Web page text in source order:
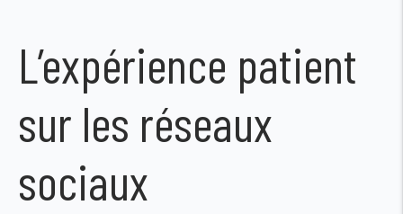
L’expérience patient
sur les réseaux
sociaux